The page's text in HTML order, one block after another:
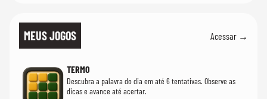
MEUS JOGOS Acessar →
TERMO
Descubra a palavra do dia em até 6 tentativas. Observe as
dicas e avance até acertar.